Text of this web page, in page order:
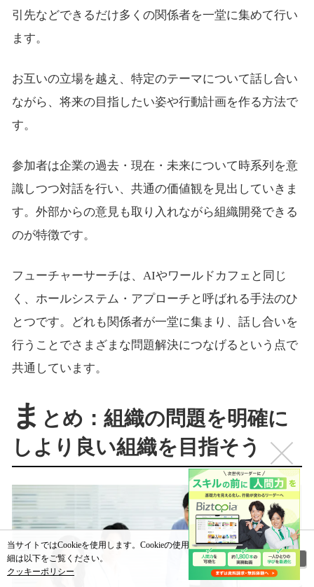
引先などできるだけ多くの関係者を一堂に集めて行い
ます。
お互いの立場を越え、特定のテーマについて話し合い
ながら、将来の目指したい姿や行動計画を作る方法で
す。
参加者は企業の過去・現在・未来について時系列を意
識しつつ対話を行い、共通の価値観を見出していきま
す。外部からの意見も取り入れながら組織開発できる
のが特徴です。
フューチャーサーチは、AIやワールドカフェと同じ
く、ホールシステム・アプローチと呼ばれる手法のひ
とつです。どれも関係者が一堂に集まり、話し合いを
行うことでさまざまな問題解決につなげるという点で
共通しています。
ま とめ：組織の問題を明確に
しより良い組織を目指そう
当サイトではCookieを使用します。Cookieの使用に関する詳
細は以下をご覧ください。
クッキーポリシー
閉じる